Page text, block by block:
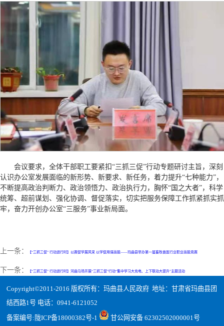
会议要求，全体干部职工要紧扣“三抓三促”行动专题研讨主旨，深刻
认识办公室发展面临的新形势、新要求、新任务，着力提升“七种能力”，
不断提高政治判断力、政治领悟力、政治执行力，胸怀“国之大者”，科学
统筹、超前谋划、强化协调、督促落实，切实把服务保障工作抓紧抓实抓
牢，奋力开创办公室“三服务”事业新局面。
上一条： 【“三抓三促” 行动进行时】以赛促学展风采 以学促用强技能——玛曲县举办第一届畜牧兽医行业职业技能竞赛
下一条： 【“三抓三促” 行动进行时】河曲马场开展“三抓三促”行动“集中学习大充电、上下联动大提升”主题活动
Copyright©2011-2016 版权所有：玛曲县人民政府 地址：甘肃省玛曲县团
结西路1号 电话：0941-6121052
备案编号: 陇ICP备18000382号-1 甘公网安备 62302502000001号